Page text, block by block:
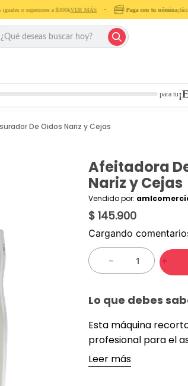
o superiores a $300kVER MÁS‎ ‎ ‎ ‎ •‎ ‎ ‎ ‎ Paga con tu nómina¡fácil,
para tu
De Oidos Nariz y Cejas
Afeitadora
Nariz y Cejas
Vendido por:
$ 145.900
Cargando
＋
－
Lo que debes
Esta máquina
profesional para el
viene incluida en el
necesidad de
Leer más